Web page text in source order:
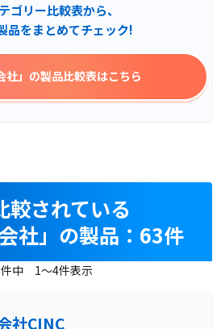
ゴリー比較表から、
品をまとめてチェック!
社」 の製品比較表はこちら
較されている
会社」の製品：63件
中 1～4件表示
社CINC